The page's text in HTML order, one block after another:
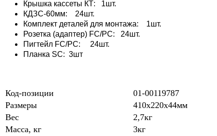
Крышка кассеты КТ: 1шт.
КДЗС-60мм: 24шт.
Комплект деталей для монтажа: 1шт.
Розетка (адаптер) FC/PC: 24шт.
Пигтейл FC/PC: 24шт.
Планка SC: 3шт
Код-позиции
01-00119787
Размеры
410х220х44мм
Вес
2,7кг
Масса, кг
3кг